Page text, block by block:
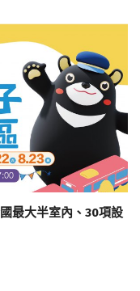
最大半室內、30項設